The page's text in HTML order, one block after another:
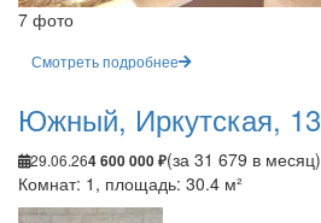
7 фото
Смотреть подробнее
Южный, Иркутская, 13
29.06.264 600 000 ₽(за 31 679 в месяц)
Комнат: 1, площадь: 30.4 м²